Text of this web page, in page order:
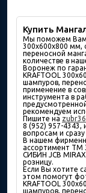
Купить
Мы поможем Вам
300x600x800 мм,
переносной
количествe в
Воронеж по
KRAFTOOL
шампуров,
применение в
инструмента в
рекомендуем
Пишите на
8 (952) 957-4343,
вопросам и
В нашем
ассортимент ТМ
СИБИН JCB
розницу.
Если Вы хотите
этом помогут
KRAFTOOL
шампуров,